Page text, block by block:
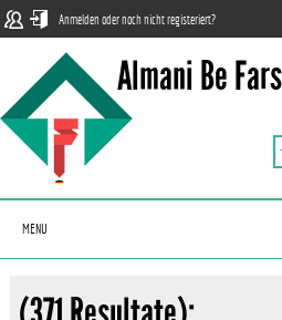
Anmelden oder noch nicht registeriert?
Almani Be
MENU